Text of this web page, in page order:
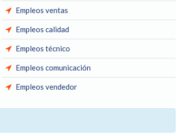
Empleos ventas
Empleos calidad
Empleos técnico
Empleos comunicación
Empleos vendedor